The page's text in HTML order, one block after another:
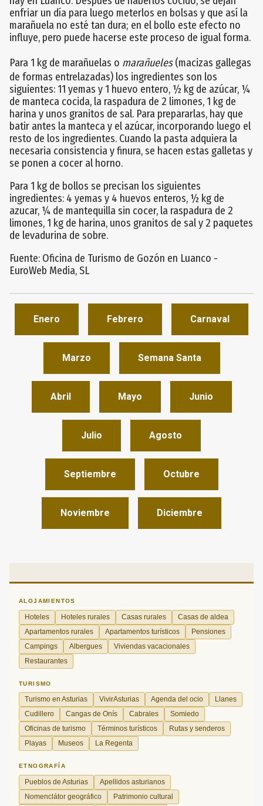
enfriar un día para luego meterlos en bolsas y que así la
marañuela no esté tan dura; en el bollo este efecto no
influye, pero puede hacerse este proceso de igual forma.
Para 1 kg de marañuelas o marañueles(macizas gallegas
de formas entrelazadas) los ingredientes son los
siguientes: 11 yemas y 1 huevo entero, ½ kg de azúcar, ¼
de manteca cocida, la raspadura de 2 limones, 1 kg de
harina y unos granitos de sal. Para prepararlas, hay que
batir antes la manteca y el azúcar, incorporando luego el
resto de los ingredientes. Cuando la pasta adquiera la
necesaria consistencia y finura, se hacen estas galletas y
se ponen a cocer al horno.
Para 1 kg de bollos se precisan los siguientes
ingredientes: 4 yemas y 4 huevos enteros, ½ kg de
azucar, ¼ de mantequilla sin cocer, la raspadura de 2
limones, 1 kg de harina, unos granitos de sal y 2 paquetes
de levadurina de sobre.
Fuente: Oficina de Turismo de Gozón en Luanco -
EuroWeb Media, SL
Enero Febrero Carnaval
Marzo Semana Santa
Abril Mayo Junio
Julio Agosto
Septiembre Octubre
Noviembre Diciembre